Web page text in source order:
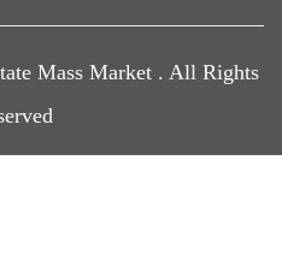
Mass Market . All Rights